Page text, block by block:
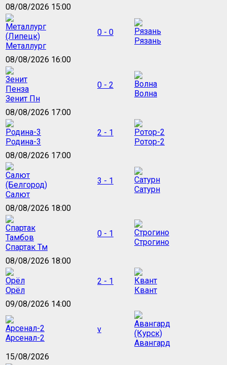
08/08/2026 15:00
Металлург
0 - 0
Рязань
08/08/2026 16:00
Зенит Пн
0 - 2
Волна
08/08/2026 17:00
Родина-3
2 - 1
Ротор-2
08/08/2026 17:00
Салют
3 - 1
Сатурн
08/08/2026 18:00
Спартак Тм
0 - 1
Строгино
08/08/2026 18:00
Орёл
2 - 1
Квант
09/08/2026 14:00
Арсенал-2
v
Авангард
15/08/2026